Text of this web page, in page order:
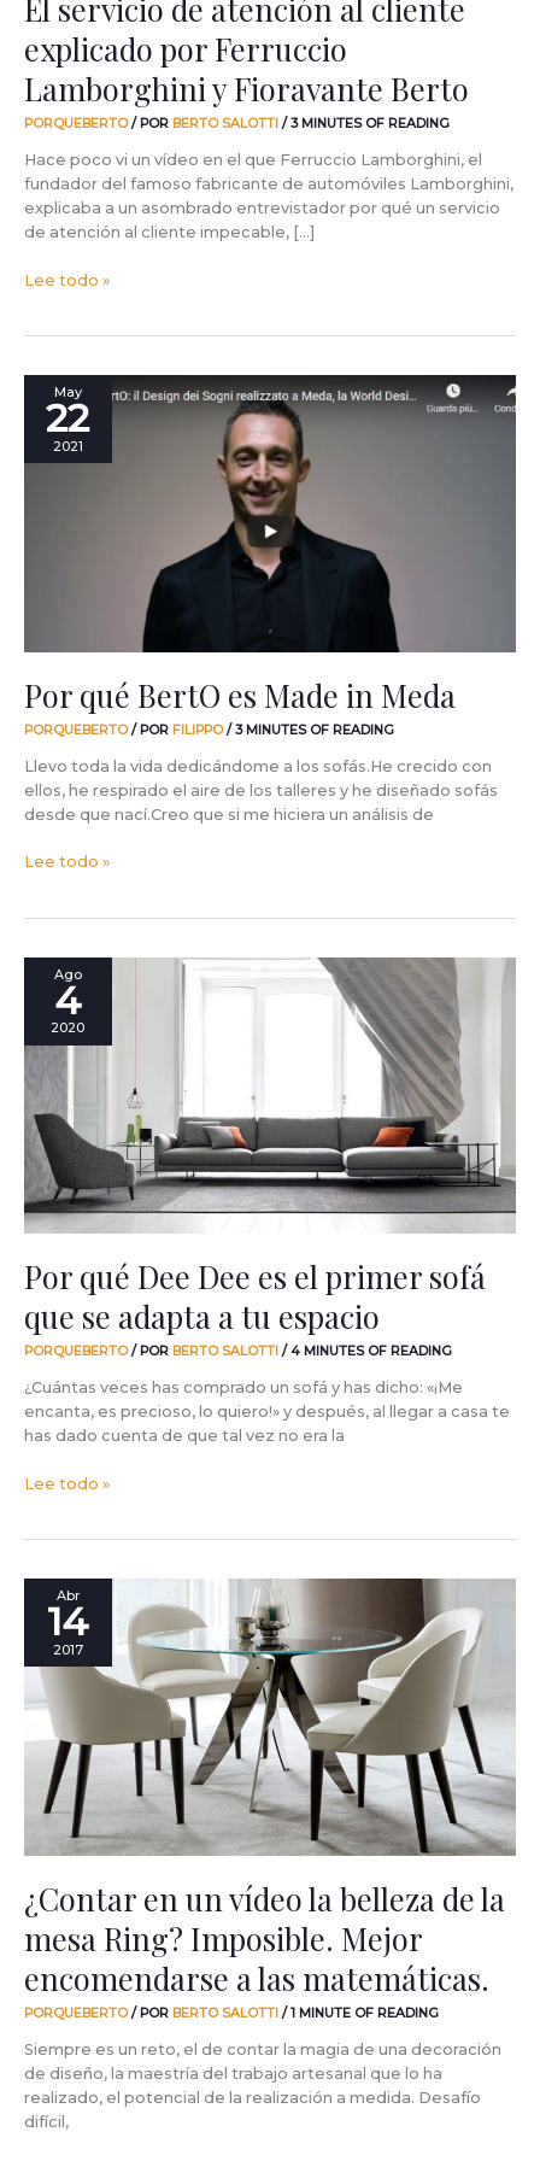
El servicio de atención al cliente
explicado por Ferruccio
Lamborghini y Fioravante Berto
PORQUEBERTO/ POR BERTO SALOTTI /3 MINUTES OF READING
Hace poco vi un vídeo en el que Ferruccio Lamborghini, el
fundador del famoso fabricante de automóviles Lamborghini,
explicaba a un asombrado entrevistador por qué un servicio
de atención al cliente impecable, […]
Lee todo »
May
22
2021
Por qué BertO es Made in Meda
PORQUEBERTO/ POR FILIPPO/3 MINUTES OF READING
Llevo toda la vida dedicándome a los sofás.He crecido con
ellos, he respirado el aire de los talleres y he diseñado sofás
desde que nací.Creo que si me hiciera un análisis de
qué
BertO
Lee todo »
Ago
4
2020
Por qué Dee Dee es el primer sofá
que se adapta a tu espacio
PORQUEBERTO/ POR BERTO SALOTTI /4 MINUTES OF READING
¿Cuántas veces has comprado un sofá y has dicho: «¡Me
encanta, es precioso, lo quiero!» y después, al llegar a casa te
has dado cuenta de que tal vez no era la
es
el
primer
sofá
que
se
adapta
a
espacio
Lee todo »
Abr
14
2017
¿Contar en un vídeo la belleza de la
mesa Ring? Imposible. Mejor
encomendarse a las matemáticas.
PORQUEBERTO/ POR BERTO SALOTTI /1 MINUTE OF READING
Siempre es un reto, el de contar la magia de una decoración
de diseño, la maestría del trabajo artesanal que lo ha
realizado, el potencial de la realización a medida. Desafío
difícil,
¿Contar
belleza
mesa
Ring?
Imposible.
Mejor
a
matemáticas.